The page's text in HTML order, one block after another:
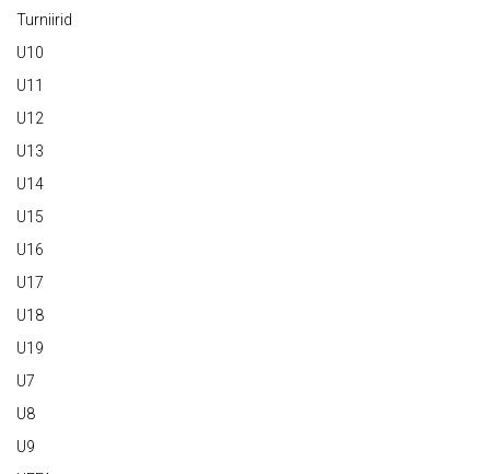
Turniirid
U10
U11
U12
U13
U14
U15
U16
U17
U18
U19
U7
U8
U9